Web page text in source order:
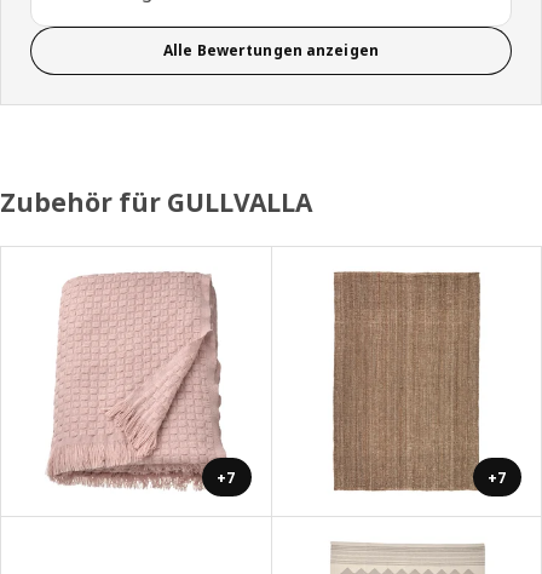
Alle Bewertungen anzeigen
Zubehör für GULLVALLA
+7 +7